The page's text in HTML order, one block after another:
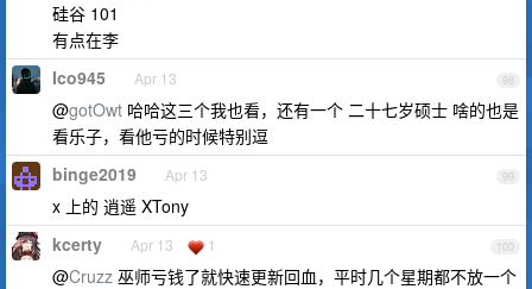
硅谷 101
有点在李
98
Ico945 Apr 13
@gotOwt 哈哈这三个我也看，还有一个 二十七岁硕士 啥的也是
看乐子，看他亏的时候特别逗
99
binge2019 Apr 13
x 上的 逍遥 XTony
100
kcerty Apr 13 1
@Cruzz 巫师亏钱了就快速更新回血，平时几个星期都不放一个